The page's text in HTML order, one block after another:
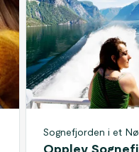
Sognefjorden i et